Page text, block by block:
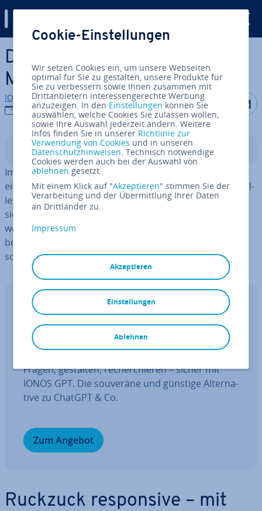
Zum Haupt­in­halt springen
Die besten WordPress-
Mobile-Plugins
IONOS Redaktion
21.06.2022
Auf Auf
In­halts­ver­zeich­nis
Im Sinne desMobile-First-Ansatzes im Webdesign
ein re­spon­si­ver Web­auf­tritt immer wichtiger. Mit spe­zi­el­
len WordPress-Plugins für die mobile Dar­stel­lung lässt
sich eine solche Dar­stel­lung auf Handy und Co. in
wenigen Schritten umsetzen. Wir haben uns einige der
be­lieb­tes­ten WordPress-Mobile-Plugins genauer an­ge­
schaut.
IONOS GPT
Ihr sou­ve­rä­ner KI Assistent für mehr
Pro­duk­ti­vi­tät.
Fragen, gestalten, re­cher­chie­ren – sicher mit
IONOS GPT. Die souveräne und günstige Al­ter­na­
ti­ve zu ChatGPT & Co.
Zum Angebot
Ruckzuck re­spon­si­ve – mit
Cookie-Einstellungen
Wir setzen Cookies ein, um unsere Webseiten
optimal für Sie zu gestalten, unsere Produkte für
Sie zu verbessern sowie Ihnen zusammen mit
Drittanbietern interessengerechte Werbung
anzuzeigen. In den Einstellungen können Sie
auswählen, welche Cookies Sie zulassen wollen,
sowie Ihre Auswahl jederzeit ändern. Weitere
Infos finden Sie in unserer Richtlinie zur
Verwendung von Cookies und in unseren
Datenschutzhinweisen. Technisch notwendige
Cookies werden auch bei der Auswahl von
ablehnen gesetzt.
Mit einem Klick auf "Akzeptieren" stimmen Sie der
Verarbeitung und der Übermittlung Ihrer Daten
an Drittländer zu.
Impressum
Akzeptieren
Ablehnen
Einstellungen